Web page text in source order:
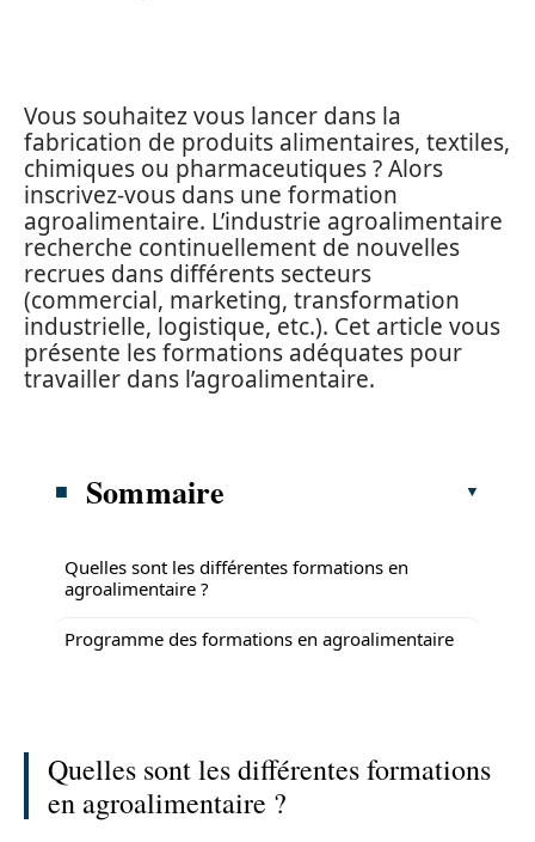
Vous souhaitez vous lancer dans la
fabrication de produits alimentaires, textiles,
chimiques ou pharmaceutiques ? Alors
inscrivez-vous dans une formation
agroalimentaire. L’industrie agroalimentaire
recherche continuellement de nouvelles
recrues dans différents secteurs
(commercial, marketing, transformation
industrielle, logistique, etc.). Cet article vous
présente les formations adéquates pour
travailler dans l’agroalimentaire.
Sommaire
Quelles sont les différentes formations en
agroalimentaire ?
Programme des formations en agroalimentaire
Quelles sont les différentes formations
en agroalimentaire ?